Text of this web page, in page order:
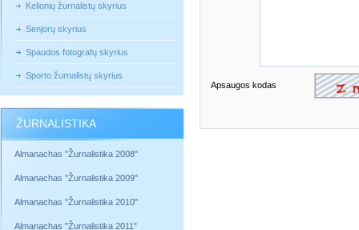
Kelionių žurnalistų skyrius
Senjorų skyrius
Spaudos fotografų skyrius
Sporto žurnalistų skyrius
ŽURNALISTIKA
Almanachas "Žurnalistika 2008"
Almanachas "Žurnalistika 2009"
Almanachas "Žurnalistika 2010"
Almanachas "Žurnalistika 2011"
Apsaugos kodas